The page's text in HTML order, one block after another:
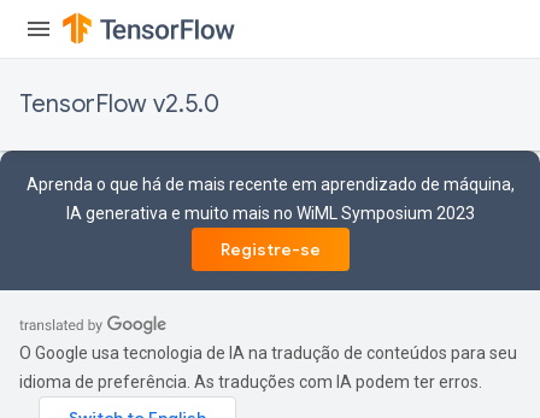
TensorFlow v2.5.0
Aprenda o que há de mais recente em aprendizado de máquina,
IA generativa e muito mais no WiML Symposium 2023
Registre-se
O Google usa tecnologia de IA na tradução de conteúdos para seu
idioma de preferência. As traduções com IA podem ter erros.